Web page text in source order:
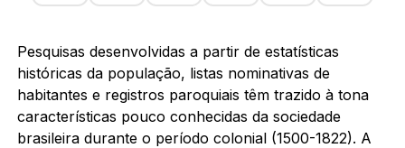
Pesquisas desenvolvidas a partir de estatísticas
históricas da população, listas nominativas de
habitantes e registros paroquiais têm trazido à tona
características pouco conhecidas da sociedade
brasileira durante o período colonial (1500-1822). A